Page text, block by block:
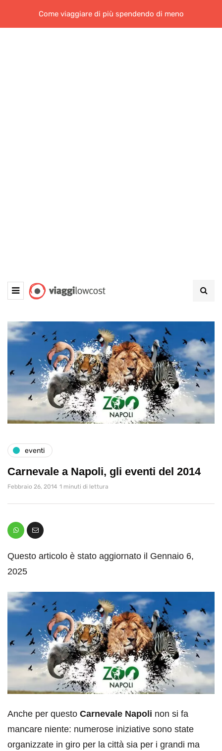
Come viaggiare di più spendendo di meno
eventi
Carnevale a Napoli, gli eventi del 2014
Febbraio 26, 2014 1 minuti di lettura
Questo articolo è stato aggiornato il Gennaio 6,
2025
Anche per questo Carnevale Napoli non si fa
mancare niente: numerose iniziative sono state
organizzate in giro per la città sia per i grandi ma